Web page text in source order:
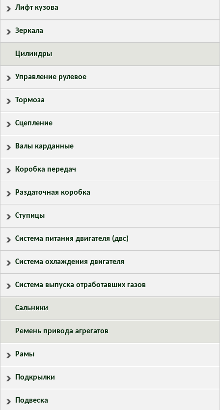
Лифт кузова
Зеркала
Цилиндры
Управление рулевое
Тормоза
Сцепление
Валы карданные
Коробка передач
Раздаточная коробка
Ступицы
Система питания двигателя (двс)
Система охлаждения двигателя
Система выпуска отработавших газов
Сальники
Ремень привода агрегатов
Рамы
Подкрылки
Подвеска